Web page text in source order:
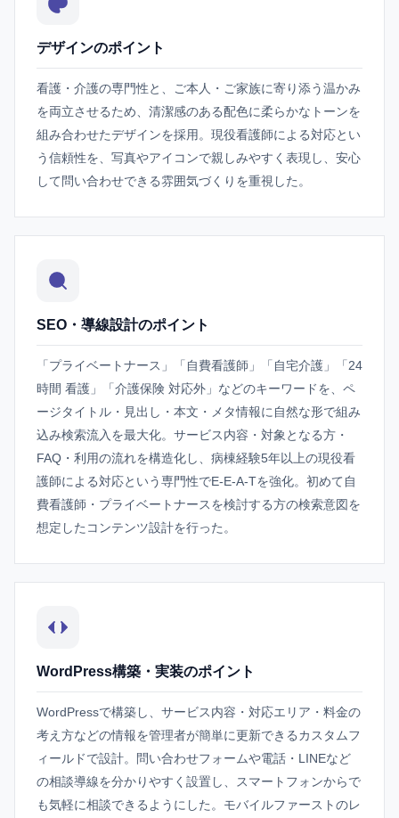
デザインのポイント
看護・介護の専門性と、ご本人・ご家族に寄り添う温かみ
を両立させるため、清潔感のある配色に柔らかなトーンを
組み合わせたデザインを採用。現役看護師による対応とい
う信頼性を、写真やアイコンで親しみやすく表現し、安心
して問い合わせできる雰囲気づくりを重視した。
SEO・導線設計のポイント
「プライベートナース」「自費看護師」「自宅介護」「24
時間 看護」「介護保険 対応外」などのキーワードを、ペ
ージタイトル・見出し・本文・メタ情報に自然な形で組み
込み検索流入を最大化。サービス内容・対象となる方・
FAQ・利用の流れを構造化し、病棟経験5年以上の現役看
護師による対応という専門性でE-E-A-Tを強化。初めて自
費看護師・プライベートナースを検討する方の検索意図を
想定したコンテンツ設計を行った。
WordPress構築・実装のポイント
WordPressで構築し、サービス内容・対応エリア・料金の
考え方などの情報を管理者が簡単に更新できるカスタムフ
ィールドで設計。問い合わせフォームや電話・LINEなど
の相談導線を分かりやすく設置し、スマートフォンからで
も気軽に相談できるようにした。モバイルファーストのレ